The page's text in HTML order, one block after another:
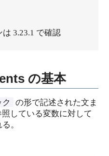
3.23.1 で確認
の基本
の形で記述された文ま
している変数に対して
。